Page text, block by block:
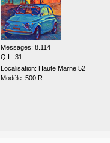
Messages: 8.114
Q.I.: 31
Localisation: Haute Marne 52
Modèle: 500 R